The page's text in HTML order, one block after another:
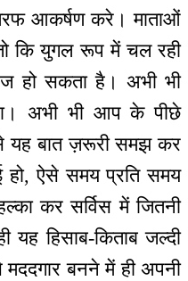
आकर्षण करे। माताओं
कि युगल रूप में चल रही
हो सकता है। अभी भी
अभी भी आप के पीछे
यह बात ज़रूरी समझ कर
हो, ऐसे समय प्रति समय
कर सर्विस में जितनी
यह हिसाब-किताब जल्दी
बनने में ही अपनी